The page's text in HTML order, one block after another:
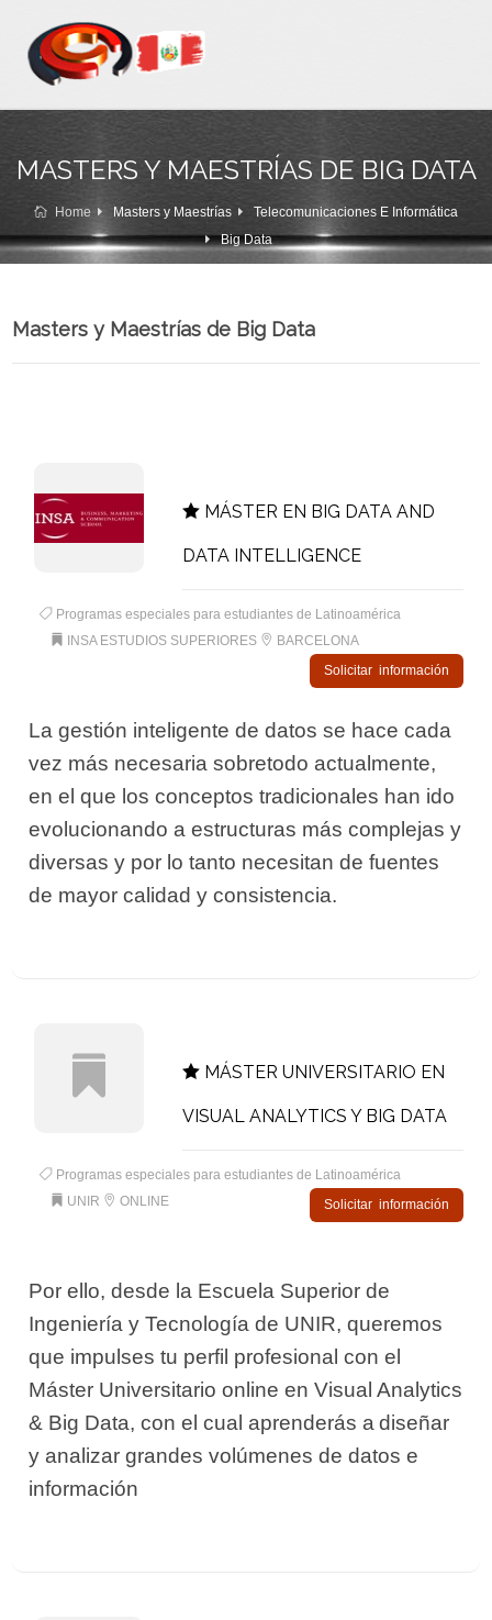
MASTERS Y MAESTRÍAS DE BIG DATA
Home Masters y Maestrías
Telecomunicaciones E Informática
Big Data
Masters y Maestrías de Big Data
MÁSTER EN BIG DATA AND
DATA INTELLIGENCE
Programas especiales para estudiantes de Latinoamérica
INSA ESTUDIOS SUPERIORES
BARCELONA
Solicitar información
La gestión inteligente de datos se hace cada
vez más necesaria sobretodo actualmente,
en el que los conceptos tradicionales han ido
evolucionando a estructuras más complejas y
diversas y por lo tanto necesitan de fuentes
de mayor calidad y consistencia.
MÁSTER UNIVERSITARIO EN
VISUAL ANALYTICS Y BIG DATA
Programas especiales para estudiantes de Latinoamérica
UNIR
ONLINE Solicitar información
Por ello, desde la Escuela Superior de
Ingeniería y Tecnología de UNIR, queremos
que impulses tu perfil profesional con el
Máster Universitario online en Visual Analytics
& Big Data, con el cual aprenderás a diseñar
y analizar grandes volúmenes de datos e
información